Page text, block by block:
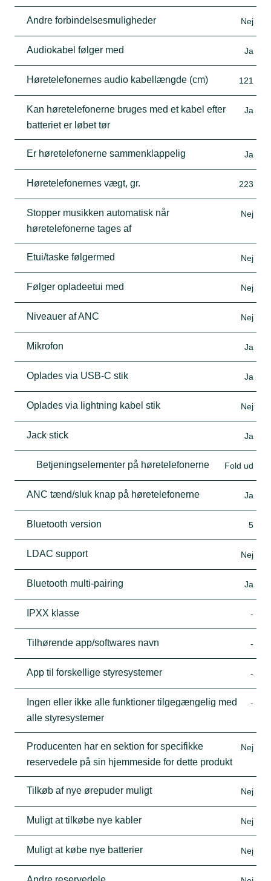
Andre forbindelsesmuligheder Nej
Audiokabel følger med Ja
Høretelefonernes audio kabellængde (cm) 121
Kan høretelefonerne bruges med et kabel efter
batteriet er løbet tør
Ja
Er høretelefonerne sammenklappelig Ja
Høretelefonernes vægt, gr. 223
Stopper musikken automatisk når
høretelefonerne tages af
Nej
Etui/taske følgermed Nej
Følger opladeetui med Nej
Niveauer af ANC Nej
Mikrofon Ja
Oplades via USB-C stik Ja
Oplades via lightning kabel stik Nej
Jack stick Ja
Betjeningselementer på høretelefonerne Fold ud
ANC tænd/sluk knap på høretelefonerne Ja
Bluetooth version 5
LDAC support Nej
Bluetooth multi-pairing Ja
IPXX klasse -
Tilhørende app/softwares navn -
App til forskellige styresystemer -
Ingen eller ikke alle funktioner tilgegængelig med
alle styresystemer
-
Producenten har en sektion for specifikke
reservedele på sin hjemmeside for dette produkt
Nej
Tilkøb af nye ørepuder muligt Nej
Muligt at tilkøbe nye kabler Nej
Muligt at købe nye batterier Nej